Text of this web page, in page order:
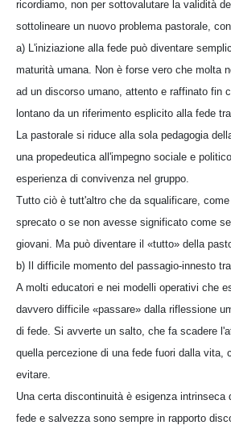
ricordiamo, non per sottovalutare la validità
sottolineare un nuovo problema pastorale,
a) L'iniziazione alla fede può diventare
maturità umana. Non è forse vero che molta
ad un discorso umano, attento e raffinato fin
lontano da un riferimento esplicito alla fede
La pastorale si riduce alla sola pedagogia
una propedeutica all'impegno sociale e
esperienza di convivenza nel gruppo.
Tutto ciò è tutt'altro che da squalificare,
sprecato o se non avesse significato come
giovani. Ma può diventare il «tutto» della
b) Il difficile momento del passagio-innesto
A molti educatori e nei modelli operativi che
davvero difficile «passare» dalla riflessione
di fede. Si avverte un salto, che fa scadere
quella percezione di una fede fuori dalla vita,
evitare.
Una certa discontinuità è esigenza intrinseca
fede e salvezza sono sempre in rapporto